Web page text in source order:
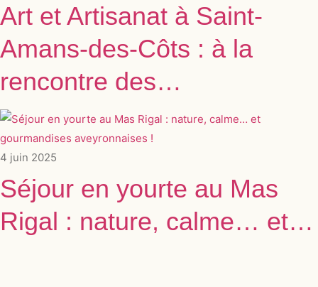
Art et Artisanat à Saint-
Amans-des-Côts : à la
rencontre des…
4 juin 2025
Séjour en yourte au Mas
Rigal : nature, calme… et…